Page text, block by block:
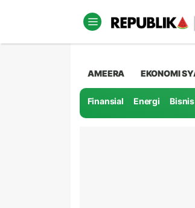
AMEERA EKONOMI
Finansial Energi Bisnis